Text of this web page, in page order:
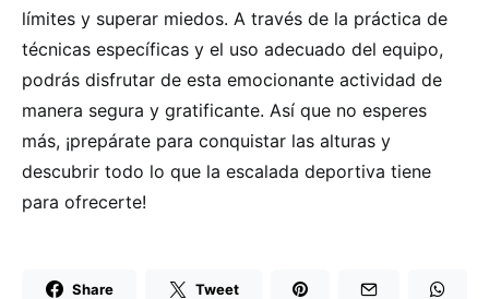
límites y superar miedos. A través de la práctica de
técnicas específicas y el uso adecuado del equipo,
podrás disfrutar de esta emocionante actividad de
manera segura y gratificante. Así que no esperes
más, ¡prepárate para conquistar las alturas y
descubrir todo lo que la escalada deportiva tiene
para ofrecerte!
Share Tweet